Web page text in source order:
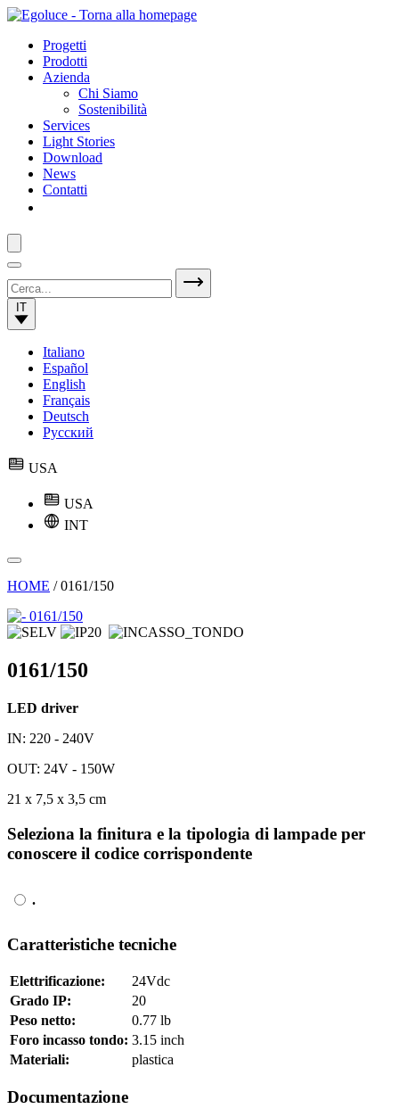
Progetti
Prodotti
Azienda
Chi Siamo
Sostenibilità
Services
Light Stories
Download
News
Contatti
IT
Italiano
Español
English
Français
Deutsch
Русский
USA
USA
INT
HOME / 0161/150
0161/150
LED driver
IN: 220 - 240V
OUT: 24V - 150W
21 x 7,5 x 3,5 cm
Seleziona la finitura e la tipologia di lampade per
conoscere il codice corrispondente
.
Caratteristiche tecniche
Elettrificazione:
24Vdc
Grado IP:
20
Peso netto:
0.77 lb
Foro incasso tondo: 3.15 inch
Materiali:
plastica
Documentazione